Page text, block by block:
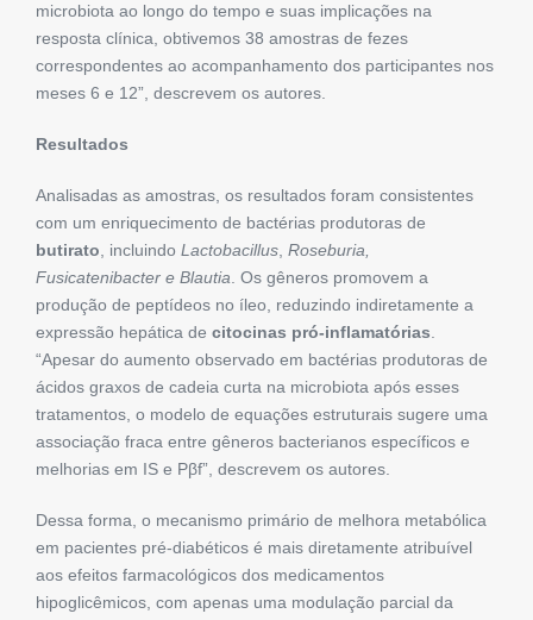
microbiota ao longo do tempo e suas implicações na
resposta clínica, obtivemos 38 amostras de fezes
correspondentes ao acompanhamento dos participantes nos
meses 6 e 12”, descrevem os autores.
Resultados
Analisadas as amostras, os resultados foram consistentes
com um enriquecimento de bactérias produtoras de
butirato, incluindo Lactobacillus, Roseburia,
Fusicatenibacter e Blautia. Os gêneros promovem a
produção de peptídeos no íleo, reduzindo indiretamente a
expressão hepática de citocinas pró-inflamatórias.
“Apesar do aumento observado em bactérias produtoras de
ácidos graxos de cadeia curta na microbiota após esses
tratamentos, o modelo de equações estruturais sugere uma
associação fraca entre gêneros bacterianos específicos e
melhorias em IS e Pβf”, descrevem os autores.
Dessa forma, o mecanismo primário de melhora metabólica
em pacientes pré-diabéticos é mais diretamente atribuível
aos efeitos farmacológicos dos medicamentos
hipoglicêmicos, com apenas uma modulação parcial da